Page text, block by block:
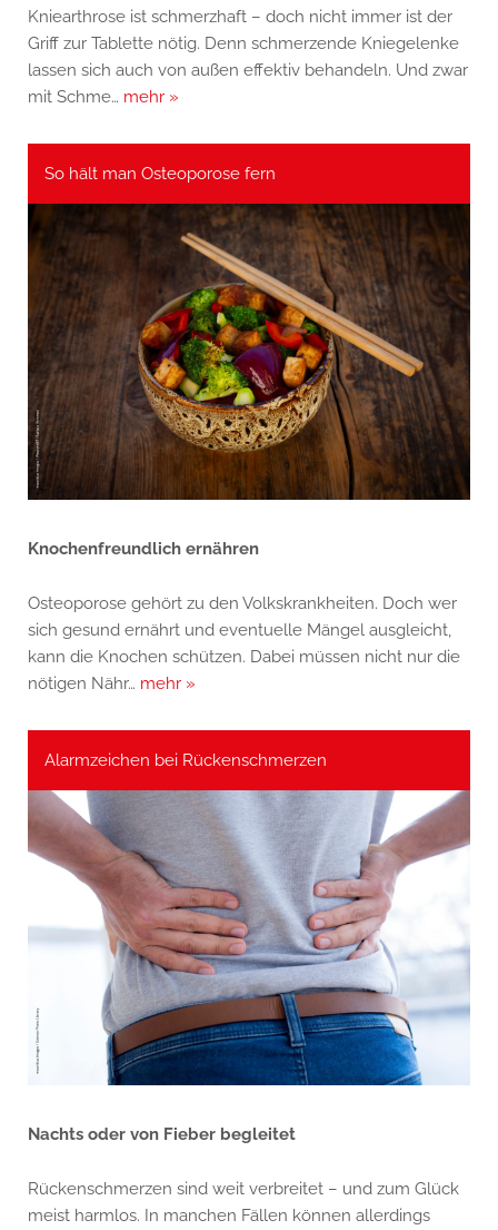
Kniearthrose ist schmerzhaft – doch nicht immer ist der
Griff zur Tablette nötig. Denn schmerzende Kniegelenke
lassen sich auch von außen effektiv behandeln. Und zwar
mit Schme… mehr »
So hält man Osteoporose fern
Knochenfreundlich ernähren
Osteoporose gehört zu den Volkskrankheiten. Doch wer
sich gesund ernährt und eventuelle Mängel ausgleicht,
kann die Knochen schützen. Dabei müssen nicht nur die
nötigen Nähr… mehr »
Alarmzeichen bei Rückenschmerzen
Nachts oder von Fieber begleitet
Rückenschmerzen sind weit verbreitet – und zum Glück
meist harmlos. In manchen Fällen können allerdings